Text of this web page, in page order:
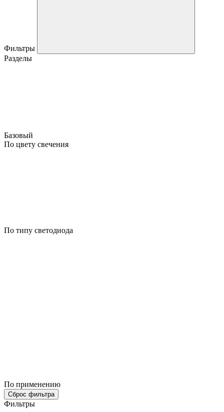
Фильтры
Разделы
Базовый
По цвету свечения
По типу светодиода
По применению
Сброс фильтра
Фильтры